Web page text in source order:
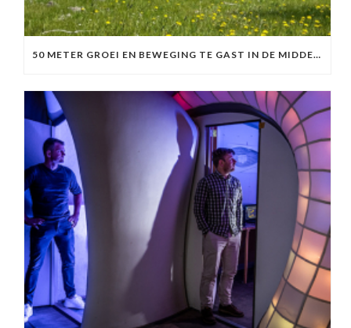
50 METER GROEI EN BEWEGING TE GAST IN DE MIDDENBERM